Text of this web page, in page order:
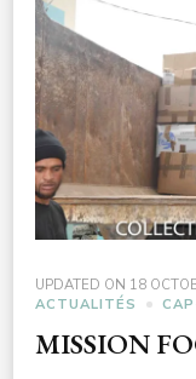
UPDATED ON 18
ACTUALITÉS
MISSION